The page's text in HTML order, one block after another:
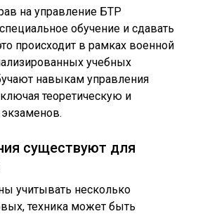
на управление БТР
обучение и сдавать
происходит в рамках военной
учебных
навыкам управления
теоретическую и
существуют для
учитывать несколько
техника может быть